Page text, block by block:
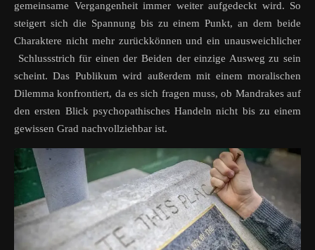
gemeinsame Vergangenheit immer weiter aufgedeckt wird. So
steigert sich die Spannung bis zu einem Punkt, an dem beide
Charaktere nicht mehr zurückkönnen und ein unausweichlicher
Schlussstrich für einen der Beiden der einzige Ausweg zu sein
scheint. Das Publikum wird außerdem mit einem moralischen
Dilemma konfrontiert, da es sich fragen muss, ob Mandrakes auf
den ersten Blick psychopathisches Handeln nicht bis zu einem
gewissen Grad nachvollziehbar ist.